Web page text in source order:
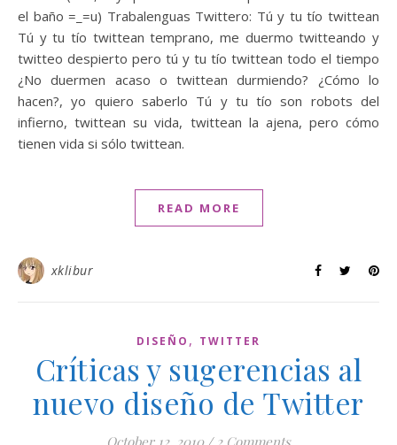
el baño =_=u) Trabalenguas Twittero: Tú y tu tío twittean
Tú y tu tío twittean temprano, me duermo twitteando y
twitteo despierto pero tú y tu tío twittean todo el tiempo
¿No duermen acaso o twittean durmiendo? ¿Cómo lo
hacen?, yo quiero saberlo Tú y tu tío son robots del
infierno, twittean su vida, twittean la ajena, pero cómo
tienen vida si sólo twittean.
READ MORE
xklibur
DISEÑO , TWITTER
Críticas y sugerencias al
nuevo diseño de Twitter
October 12, 2010 / 2 Comments